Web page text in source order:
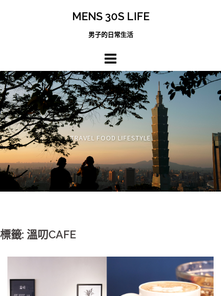
MENS 30S LIFE
男子的日常生活
TRAVEL FOOD LIFESTYLE
標籤: 溫叨CAFE